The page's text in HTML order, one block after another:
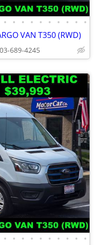
• • • • • • • • • •
VAN T350 (RWD)
689-4245
• • • • • • • • • •